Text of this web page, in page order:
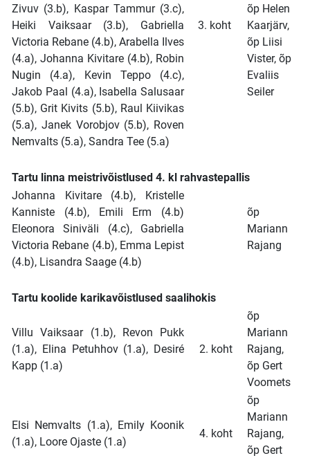
Zivuv (3.b), Kaspar Tammur (3.c),
Heiki Vaiksaar (3.b), Gabriella
Victoria Rebane (4.b), Arabella Ilves
(4.a), Johanna Kivitare (4.b), Robin
Nugin (4.a), Kevin Teppo (4.c),
Jakob Paal (4.a), Isabella Salusaar
(5.b), Grit Kivits (5.b), Raul Kiivikas
(5.a), Janek Vorobjov (5.b), Roven
Nemvalts (5.a), Sandra Tee (5.a)
3. koht
õp Helen
Kaarjärv,
õp Liisi
Vister, õp
Evaliis
Seiler
Tartu linna meistrivõistlused 4. kl rahvastepallis
Johanna Kivitare (4.b), Kristelle
Kanniste (4.b), Emili Erm (4.b)
Eleonora Siniväli (4.c), Gabriella
Victoria Rebane (4.b), Emma Lepist
(4.b), Lisandra Saage (4.b)
õp
Mariann
Rajang
Tartu koolide karikavõistlused saalihokis
Villu Vaiksaar (1.b), Revon Pukk
(1.a), Elina Petuhhov (1.a), Desiré
Kapp (1.a)
2. koht
õp
Mariann
Rajang,
õp Gert
Voomets
Elsi Nemvalts (1.a), Emily Koonik
(1.a), Loore Ojaste (1.a)
4. koht
õp
Mariann
Rajang,
õp Gert